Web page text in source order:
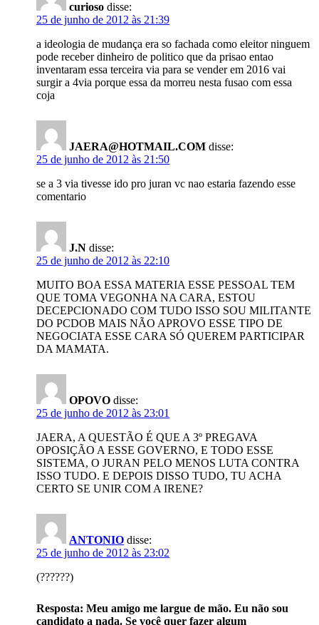
curioso disse:
25 de junho de 2012 às 21:39
a ideologia de mudança era so fachada como eleitor ninguem
pode receber dinheiro de politico que da prisao entao
inventaram essa terceira via para se vender em 2016 vai
surgir a 4via porque essa da morreu nesta fusao com essa
coja
JAERA@HOTMAIL.COM disse:
25 de junho de 2012 às 21:50
se a 3 via tivesse ido pro juran vc nao estaria fazendo esse
comentario
J.N disse:
25 de junho de 2012 às 22:10
MUITO BOA ESSA MATERIA ESSE PESSOAL TEM
QUE TOMA VEGONHA NA CARA, ESTOU
DECEPCIONADO COM TUDO ISSO SOU MILITANTE
DO PCDOB MAIS NÃO APROVO ESSE TIPO DE
NEGOCIATA ESSE CARA SÓ QUEREM PARTICIPAR
DA MAMATA.
OPOVO disse:
25 de junho de 2012 às 23:01
JAERA, A QUESTÃO É QUE A 3º PREGAVA
OPOSIÇÃO A ESSE GOVERNO, E TODO ESSE
SISTEMA, O JURAN PELO MENOS LUTA CONTRA
ISSO TUDO. E DEPOIS DISSO TUDO, TU ACHA
CERTO SE UNIR COM A IRENE?
ANTONIO disse:
25 de junho de 2012 às 23:02
(??????)
Resposta: Meu amigo me largue de mão. Eu não sou
candidato a nada. Se você quer fazer algum